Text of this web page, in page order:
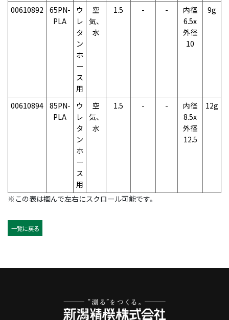
00610892
65PN-
PLA
ウ
レ
タ
ン
ホ
ー
ス
用
空
気、
水
1.5 - -
内径
6.5x
外径
10
9g
00610894 85PN-
PLA
ウ
レ
タ
ン
ホ
ー
ス
用
空
気、
水
1.5 - -
内径
8.5x
外径
12.5
12g
※この表は掴んで左右にスクロール可能です。
一覧に戻る